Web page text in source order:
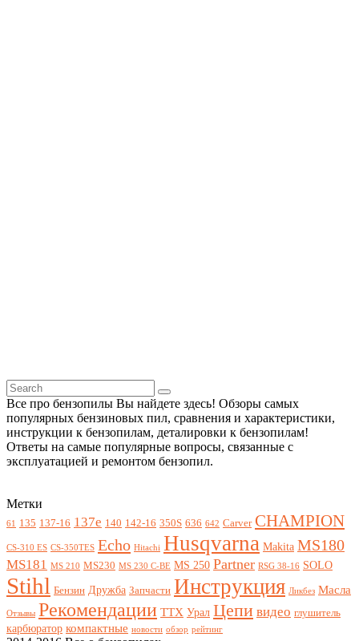
Все про бензопилы Вы найдете здесь! Обзоры самых
популярных бензиновых пил, сравнения и характеристики,
инструкции к бензопилам, деталировки к бензопилам!
Ответы на самые популярные вопросы, связанные с
эксплуатацией и ремонтом бензопил.
Метки
61 135 137-16 137e 140 142-16 350S 636 642 Carver CHAMPION
CS-310 ES CS-350TES Echo Hitachi Husqvarna Makita MS180
MS181 MS 210 MS230 MS 230 C-BE MS 250 Partner RSG 38-16 SOLO
Stihl Бензин Дружба Запчасти Инструкция Ликбез Масла
Отзывы Рекомендации ТТХ Урал Цепи видео глушитель
карбюратор компактные новости обзор рейтинг